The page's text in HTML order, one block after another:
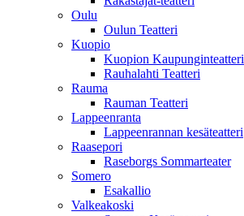
Oulu
Oulun Teatteri
Kuopio
Kuopion Kaupunginteatteri
Rauhalahti Teatteri
Rauma
Rauman Teatteri
Lappeenranta
Lappeenrannan kesäteatteri
Raasepori
Raseborgs Sommarteater
Somero
Esakallio
Valkeakoski